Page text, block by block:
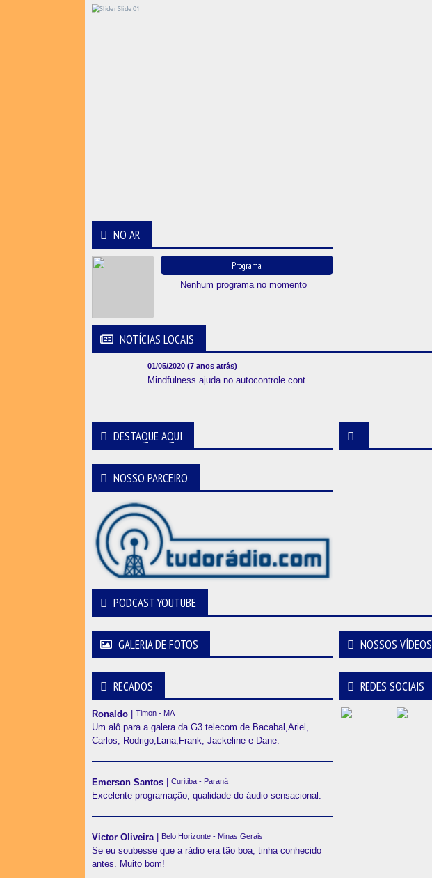
NO AR
Programa
Nenhum programa no momento
NOTÍCIAS LOCAIS
01/05/2020 (7 anos atrás)
DESTAQUE AQUI
NOSSO PARCEIRO
PODCAST YOUTUBE
GALERIA DE FOTOS NOSSOS VÍDEOS
RECADOS
Ronaldo | Timon - MA
Um alô para a galera da G3 telecom de Bacabal,Ariel,
Carlos, Rodrigo,Lana,Frank, Jackeline e Dane.
Emerson Santos | Curitiba - Paraná
Excelente programação, qualidade do áudio sensacional.
Victor Oliveira | Belo Horizonte - Minas Gerais
Se eu soubesse que a rádio era tão boa, tinha conhecido
antes. Muito bom!
REDES SOCIAIS